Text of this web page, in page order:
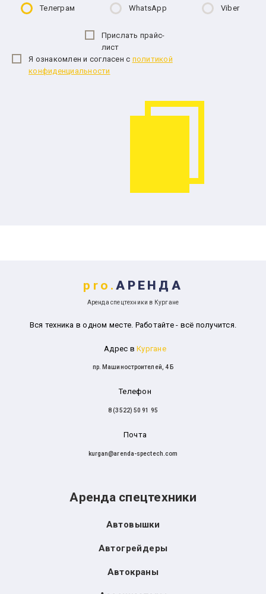
Телеграм WhatsApp Viber
Прислать прайс-
лист
Я ознакомлен и согласен с политикой
конфиденциальности
pro.АРЕНДА
Аренда спецтехники в Кургане
Вся техника в одном месте. Работайте - всё получится.
Адрес вКургане
пр. Машиностроителей, 4 Б
Телефон
8 (3522) 50 91 95
Почта
kurgan@arenda-spectech.com
Аренда спецтехники
Автовышки
Автогрейдеры
Автокраны